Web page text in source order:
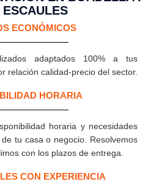
ESCAULES
ECONÓMICOS
adaptados 100% a tus
relación calidad-precio del sector.
HORARIA
horaria y necesidades
tu casa o negocio. Resolvemos
con los plazos de entrega.
CON EXPERIENCIA